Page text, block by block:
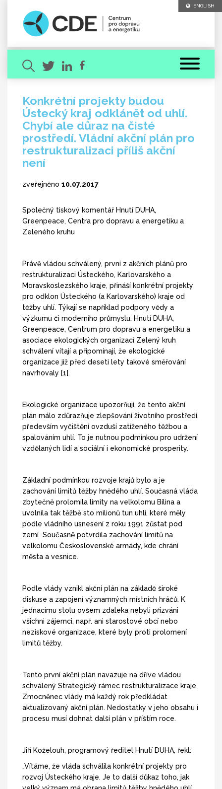
ENGLISH
Konkrétní projekty budou
Ústecký kraj odklánět od uhlí.
Chybí ale důraz na čisté
prostředí. Vládní akční plán pro
restrukturalizaci příliš akční
není
zveřejněno 10.07.2017
Společný tiskový komentář Hnutí DUHA,
Greenpeace, Centra pro dopravu a energetiku a
Zeleného kruhu
Právě vládou schválený, první z akčních plánů pro
restrukturalizaci Ústeckého, Karlovarského a
Moravskoslezského kraje, přináší konkrétní projekty
pro odklon Ústeckého (a Karlovarského) kraje od
těžby uhlí. Týkají se například podpory vědy a
výzkumu či moderního průmyslu. Hnutí DUHA,
Greenpeace, Centrum pro dopravu a energetiku a
asociace ekologických organizací Zelený kruh
schválení vítají a připomínají, že ekologické
organizace již před deseti lety takové směřování
navrhovaly [1].
Ekologické organizace upozorňují, že tento akční
plán málo zdůrazňuje zlepšování životního prostředí,
především vyčištění ovzduší zatíženého těžbou a
spalováním uhlí. To je nutnou podmínkou pro udržení
vzdělaných lidí a sociální i ekonomické prosperity.
Základní podmínkou rozvoje krajů bylo a je
zachování limitů těžby hnědého uhlí. Současná vláda
zbytečně prolomila limity na velkolomu Bílina a
uvolnila tak těžbě sto milionů tun uhlí, které měly
podle vládního usnesení z roku 1991 zůstat pod
zemí Současně potvrdila zachování limitů na
velkolomu Československé armády, kde chrání
města a vesnice.
Podle vlády vznikl akční plán na základě široké
diskuse a zapojení významných místních hráčů. K
jednacímu stolu ovšem zdaleka nebyli přizváni
všichni zájemci, např. ani starostové obcí nebo
neziskové organizace, které byly proti prolomení
limitů těžby.
Tento první akční plán navazuje na dříve vládou
schválený Strategický rámec restrukturalizace kraje.
Zmocněnec vlády má každý rok předkládat
aktualizovaný akční plán. Nedostatky v jeho obsahu i
procesu musí dohnat další plán v příštím roce.
Jiří Koželouh, programový ředitel Hnutí DUHA, řekl:
„Vítáme, že vláda schválila konkrétní projekty pro
rozvoj Ústeckého kraje. Je to další důkaz toho, jak
Hledaný výraz